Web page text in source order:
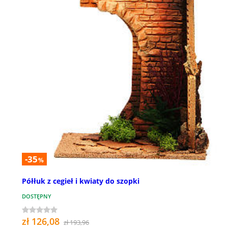
-35%
Półłuk z cegieł i kwiaty do szopki
DOSTĘPNY
zł 126,08 zł 193,96